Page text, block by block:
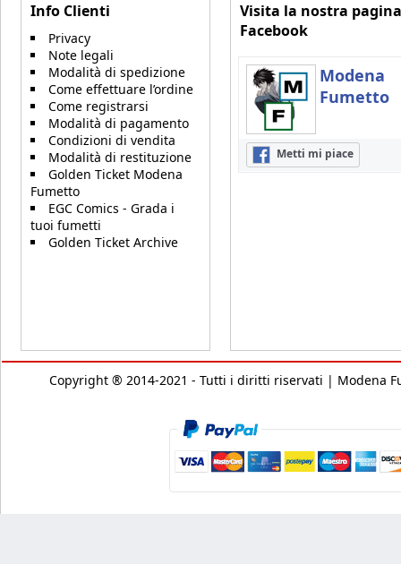
Info Clienti
Privacy
Note legali
Modalità di spedizione
Come effettuare l’ordine
Come registrarsi
Modalità di pagamento
Condizioni di vendita
Modalità di restituzione
Golden Ticket Modena
Fumetto
EGC Comics - Grada i
tuoi fumetti
Golden Ticket Archive
Visita la nostra pagina
Facebook
Modena
Fumetto
Metti mi piace
Copyright ® 2014-2021 - Tutti i diritti riservati | Modena